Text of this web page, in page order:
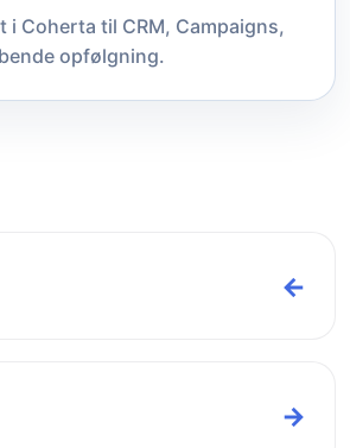
i Coherta til CRM, Campaigns,
opfølgning.
←
→